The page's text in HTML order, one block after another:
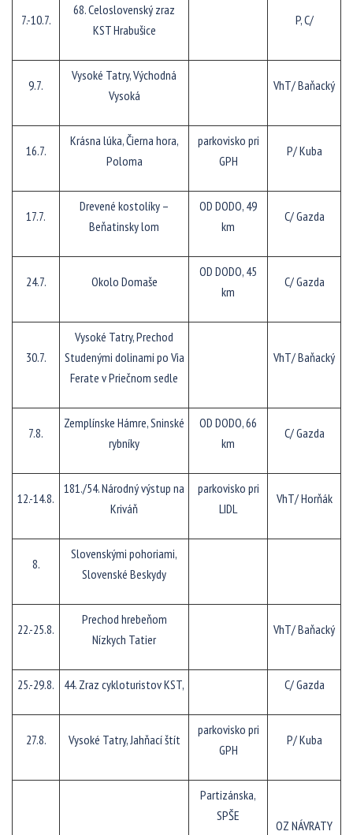
7.-10.7.
68. Celoslovenský zraz
KST Hrabušice
P, C/
9.7.
Vysoké Tatry, Východná
Vysoká
VhT/ Baňacký
16.7.
Krásna lúka, Čierna hora,
Poloma
parkovisko pri
GPH
P/ Kuba
17.7.
Drevené kostolíky –
Beňatinsky lom
OD DODO, 49
km
C/ Gazda
24.7. Okolo Domaše
OD DODO, 45
km
C/ Gazda
30.7.
Vysoké Tatry, Prechod
Studenými dolinami po Via
Ferate v Priečnom sedle
VhT/ Baňacký
7.8.
Zemplínske Hámre, Sninské
rybníky
OD DODO, 66
km
C/ Gazda
12.-14.8.
181./54. Národný výstup na
Kriváň
parkovisko pri
LIDL
VhT/ Horňák
8.
Slovenskými pohoriami,
Slovenské Beskydy
22.-25.8.
Prechod hrebeňom
Nízkych Tatier
VhT/ Baňacký
25.-29.8. 44. Zraz cykloturistov KST, C/ Gazda
27.8. Vysoké Tatry, Jahňací štít
parkovisko pri
GPH
P/ Kuba
Partizánska,
SPŠE
OZ NÁVRATY